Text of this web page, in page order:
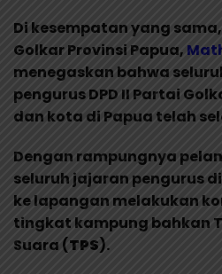
Di kesempatan yang sama,
Golkar Provinsi Papua,
menegaskan bahwa
pengurus DPD II Partai
dan kota di Papua telah
Dengan rampungnya
seluruh jajaran pengurus
ke lapangan melakukan
tingkat kampung bahkan
Suara (TPS).